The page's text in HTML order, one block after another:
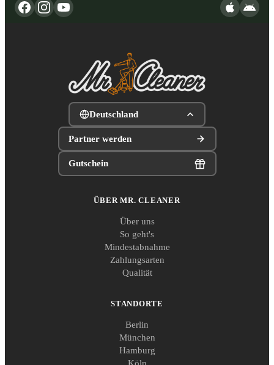
Deutschland
Partner werden
Gutschein
ÜBER MR. CLEANER
Über uns
So geht's
Mindestabnahme
Zahlungsarten
Qualität
STANDORTE
Berlin
München
Hamburg